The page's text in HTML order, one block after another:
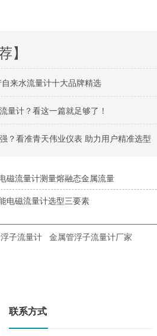
】
来水流量计十大品牌精选
量计？看这一篇就足够了！
？看准青天伟业仪表 助力用户精准选型
磁流量计测量熔融态金属流量
电磁流量计选型三要素
子流量计 金属管浮子流量计厂家
联系方式